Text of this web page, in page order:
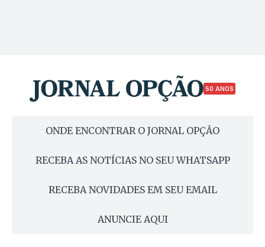
50 ANOS
ONDE ENCONTRAR O JORNAL OPÇÃO
RECEBA AS NOTÍCIAS NO SEU WHATSAPP
RECEBA NOVIDADES EM SEU EMAIL
ANUNCIE AQUI